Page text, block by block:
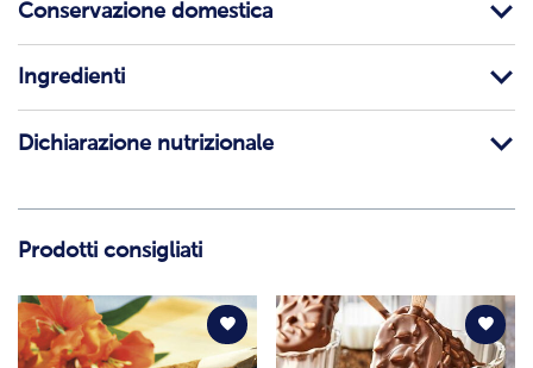
Conservazione domestica
Ingredienti
Dichiarazione nutrizionale
Prodotti consigliati